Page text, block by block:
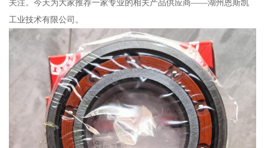
关注。今天为大家推荐一家专业的相关产品供应商——湖州恩斯凯
工业技术有限公司。